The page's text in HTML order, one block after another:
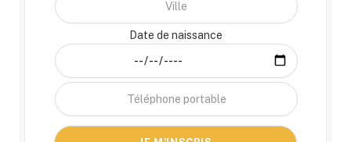
Date de naissance